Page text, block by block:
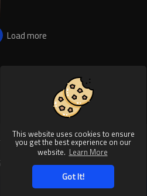
This website uses cookies to ensure
you get the best experience on our
website. Learn More
Got It!
Load more
Video. All rights reserved.
Language